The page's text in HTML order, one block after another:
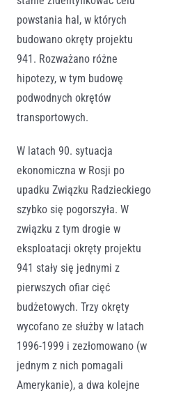
powstania hal, w których
budowano okręty projektu
941. Rozważano różne
hipotezy, w tym budowę
podwodnych okrętów
transportowych.
W latach 90. sytuacja
ekonomiczna w Rosji po
upadku Związku Radzieckiego
szybko się pogorszyła. W
związku z tym drogie w
eksploatacji okręty projektu
941 stały się jednymi z
pierwszych ofiar cięć
budżetowych. Trzy okręty
wycofano ze służby w latach
1996-1999 i zezłomowano (w
jednym z nich pomagali
Amerykanie), a dwa kolejne